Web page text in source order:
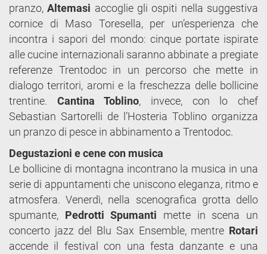
pranzo,Altemasi accoglie gli ospiti nella suggestiva
cornice di Maso Toresella, per un’esperienza che
incontra i sapori del mondo: cinque portate ispirate
alle cucine internazionali saranno abbinate a pregiate
referenze Trentodoc in un percorso che mette in
dialogo territori, aromi e la freschezza delle bollicine
trentine. Cantina Toblino, invece, con lo chef
Sebastian Sartorelli de l’Hosteria Toblino organizza
un pranzo di pesce in abbinamento a Trentodoc.
Degustazioni e cene con musica
Le bollicine di montagna incontrano la musica in una
serie di appuntamenti che uniscono eleganza, ritmo e
atmosfera. Venerdì, nella scenografica grotta dello
spumante, Pedrotti Spumanti mette in scena un
concerto jazz del Blu Sax Ensemble, mentre Rotari
accende il festival con una festa danzante e una